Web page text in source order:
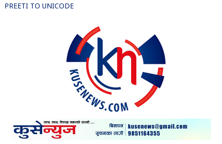
PREETI TO UNICODE